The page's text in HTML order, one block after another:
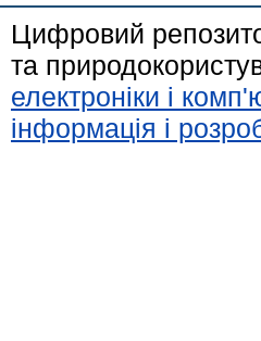
Цифровий
та
електроніки і
інформація і